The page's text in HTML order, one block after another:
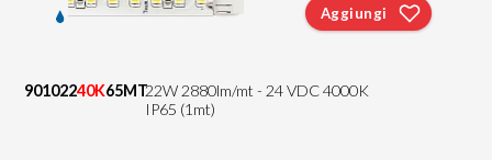
90102240K65MT22W 2880lm/mt - 24 VDC 4000K
IP65 (1mt)
Aggiungi